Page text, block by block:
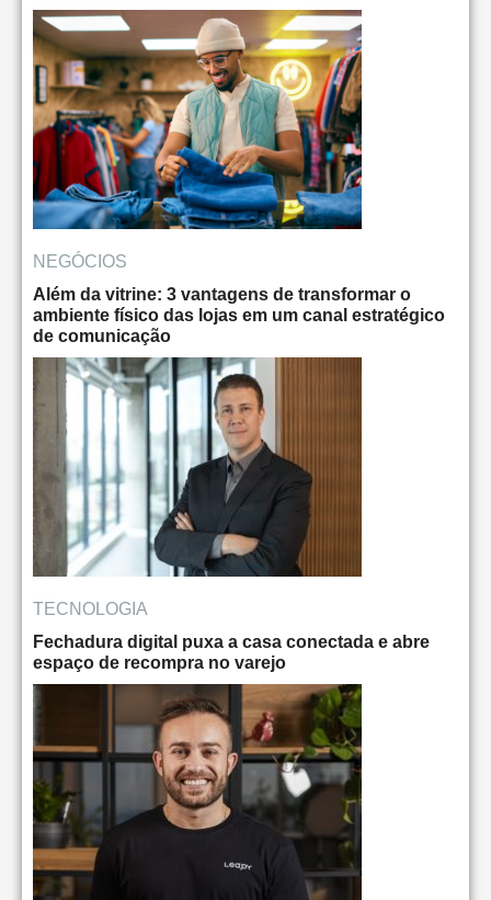
NEGÓCIOS
Além da vitrine: 3 vantagens de transformar o
ambiente físico das lojas em um canal estratégico
de comunicação
TECNOLOGIA
Fechadura digital puxa a casa conectada e abre
espaço de recompra no varejo